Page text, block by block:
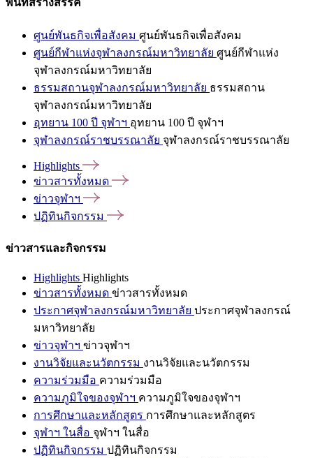
พื้นที่สร้างสรรค์
ศูนย์พันธกิจเพื่อสังคม ศูนย์พันธกิจเพื่อสังคม
ศูนย์กีฬาแห่งจุฬาลงกรณ์มหาวิทยาลัย ศูนย์กีฬาแห่ง
จุฬาลงกรณ์มหาวิทยาลัย
ธรรมสถานจุฬาลงกรณ์มหาวิทยาลัย ธรรมสถาน
จุฬาลงกรณ์มหาวิทยาลัย
อุทยาน 100 ปี จุฬาฯ อุทยาน 100 ปี จุฬาฯ
จุฬาลงกรณ์ราชบรรณาลัย จุฬาลงกรณ์ราชบรรณาลัย
Highlights
ข่าวสารทั้งหมด
ข่าวจุฬาฯ
ปฏิทินกิจกรรม
ข่าวสารและกิจกรรม
Highlights Highlights
ข่าวสารทั้งหมด ข่าวสารทั้งหมด
ประกาศจุฬาลงกรณ์มหาวิทยาลัย ประกาศจุฬาลงกรณ์
มหาวิทยาลัย
ข่าวจุฬาฯ ข่าวจุฬาฯ
งานวิจัยและนวัตกรรม งานวิจัยและนวัตกรรม
ความร่วมมือ ความร่วมมือ
ความภูมิใจของจุฬาฯ ความภูมิใจของจุฬาฯ
การศึกษาและหลักสูตร การศึกษาและหลักสูตร
จุฬาฯ ในสื่อ จุฬาฯ ในสื่อ
ปฏิทินกิจกรรม ปฏิทินกิจกรรม